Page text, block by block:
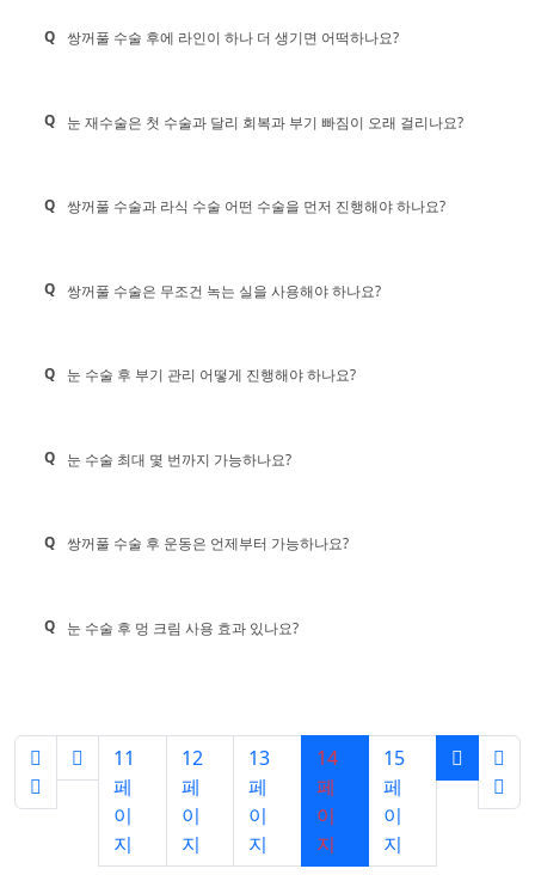
Q 쌍꺼풀 수술 후에 라인이 하나 더 생기면 어떡하나요?
Q 눈 재수술은 첫 수술과 달리 회복과 부기 빠짐이 오래 걸리나요?
Q 쌍꺼풀 수술과 라식 수술 어떤 수술을 먼저 진행해야 하나요?
Q 쌍꺼풀 수술은 무조건 녹는 실을 사용해야 하나요?
Q 눈 수술 후 부기 관리 어떻게 진행해야 하나요?
Q 눈 수술 최대 몇 번까지 가능하나요?
Q 쌍꺼풀 수술 후 운동은 언제부터 가능하나요?
Q 눈 수술 후 멍 크림 사용 효과 있나요?
11
페
이
지
12
페
이
지
13
페
이
지
14
페
이
지
15
페
이
지